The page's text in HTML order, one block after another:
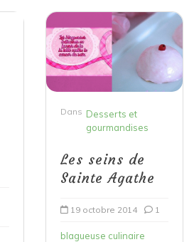
Dans Desserts et
gourmandises
Les seins de
Sainte Agathe
19 octobre 2014 1
blagueuse culinaire